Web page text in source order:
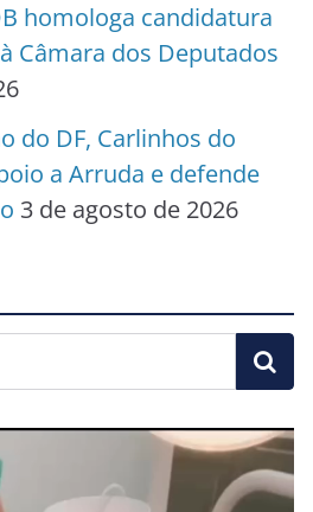
homologa candidatura
Câmara dos Deputados
do DF, Carlinhos do
a Arruda e defende
3 de agosto de 2026